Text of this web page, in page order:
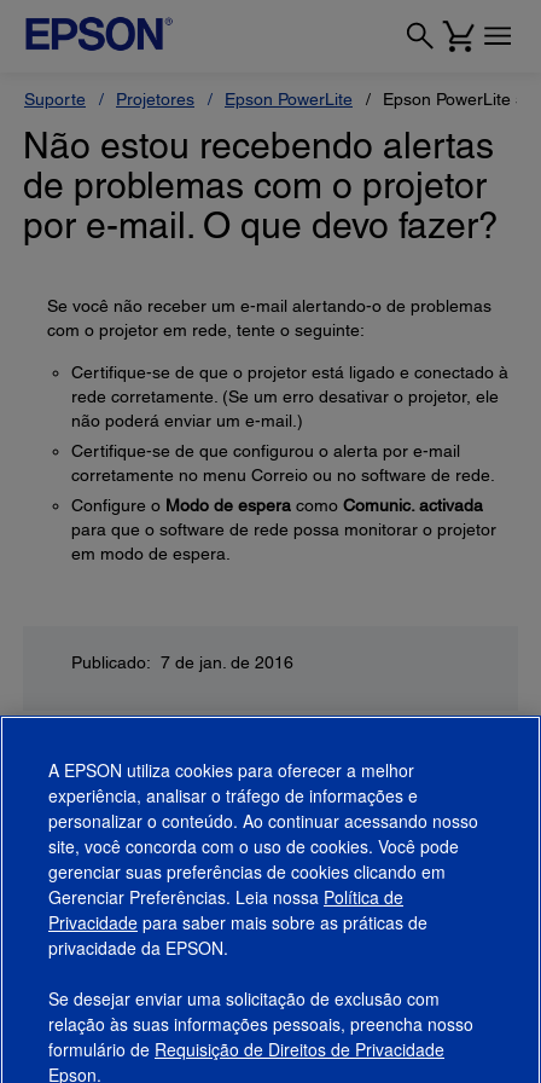
Suporte Projetores Epson PowerLite Epson PowerLite
Não estou recebendo alertas
de problemas com o projetor
por e-mail. O que devo fazer?
Se você não receber um e-mail alertando-o de problemas
com o projetor em rede, tente o seguinte:
Certifique-se de que o projetor está ligado e conectado à
rede corretamente. (Se um erro desativar o projetor, ele
não poderá enviar um e-mail.)
Certifique-se de que configurou o alerta por e-mail
corretamente no menu Correio ou no software de rede.
Configure o Modo de espera como Comunic. activada
para que o software de rede possa monitorar o projetor
em modo de espera.
Publicado: 7 de jan. de 2016
Produtos
Suporte
Links Sugeridos
Empresa
A EPSON utiliza cookies para oferecer a melhor
experiência, analisar o tráfego de informações e
personalizar o conteúdo. Ao continuar acessando nosso
site, você concorda com o uso de cookies. Você pode
gerenciar suas preferências de cookies clicando em
Gerenciar Preferências. Leia nossa Política de
Privacidade para saber mais sobre as práticas de
privacidade da EPSON.
Se desejar enviar uma solicitação de exclusão com
relação às suas informações pessoais, preencha nosso
formulário de Requisição de Direitos de Privacidade
Epson.